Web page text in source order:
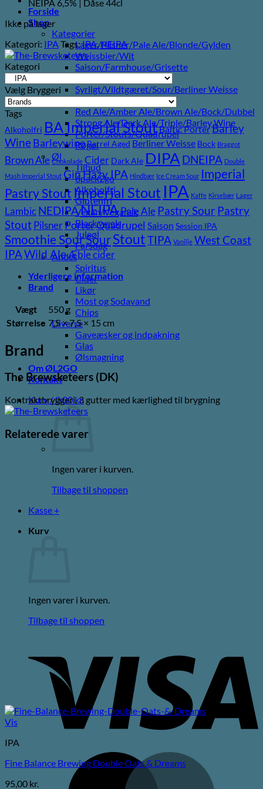
Forside
Shop
Kategorier
Lager/Pilsner/Pale Ale/Blonde/Gylden
Weissbier/Wit
Saison/Farmhouse/Grisette
Syrligt/Vildtgæret/Sour/Berliner Weisse
Mjød/Melomel/Braggot
Red Ale/Amber Ale/Brown Ale/Bock/Dubbel
Strong Ale/Dark Ale/Triple/Barley Wine
Porter/Stouts/Quadrupel
Røgøl
Øl
Tilbud
6pack2go
Alkoholfri
Glutenfri
Vegan/Vegansk
Black week
Juleøl
Farsdag
Andet
Spiritus
Cider
Likør
Most og Sodavand
Chips
Diverse
Gaveæsker og indpakning
Glas
Ølsmagning
Om ØL2GO
Kontakt
Kurv /0,00kr.
Ingen varer i kurven.
Tilbage til shoppen
Kasse +
Kurv
Ingen varer i kurven.
Tilbage til shoppen
NEIPA 6,5% | Dåse 44cl
Ikke på lager
Kategori: IPA Tags:IPA,NEIPA
Kategori
Vælg Bryggeri
Tags
Alkoholfri BA Imperial StoutBaltic PorterBarley
Wine BarleywineBarrel Aged Berliner Weisse Bock Braggot
Brown Ale Chokolade Cider Dark Ale DIPA DNEIPA Double
Mash Imperial Stout GinHazy IPA Hindbær Ice Cream Sour Imperial
Pastry Stout Imperial Stout IPA Kaffe Kirsebær Lager
LambicNEDIPANEIPAPale Ale Pastry Sour Pastry
StoutPilsnerPorterQuadrupel Saison Session IPA
Smoothie SourSourStoutTIPA Vanilje West Coast
IPAWild AleÆble cider
Yderligere information
Brand
Vægt
550 g
Størrelse 7,5 × 7,5 × 15 cm
Brand
The Brewsketeers (DK)
Kontraktbryggeri, 3 gutter med kærlighed til brygning
Relaterede varer
Vis
IPA
Fine Balance Brewing Double Oats & Dreams
95,00 kr.